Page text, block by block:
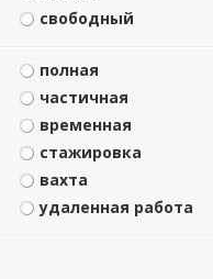
свободный
полная
частичная
временная
стажировка
вахта
удаленная работа